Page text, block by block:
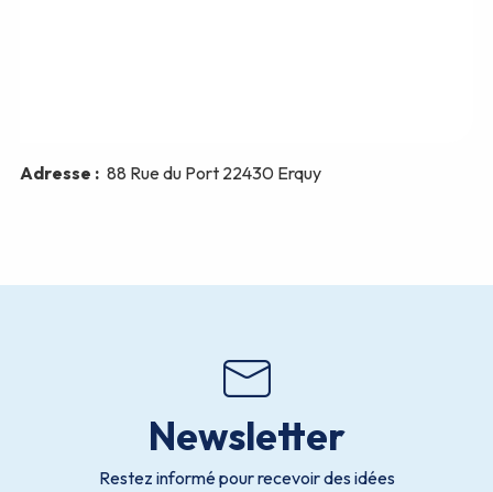
Newsletter
Restez informé pour recevoir des idées